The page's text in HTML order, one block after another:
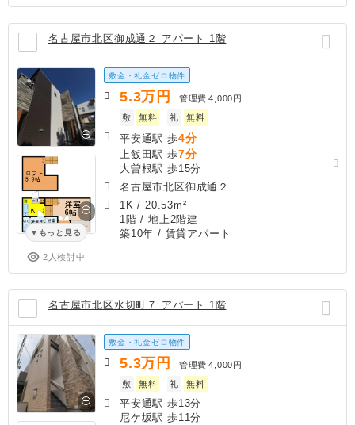
名古屋市北区御成通２ アパート 1階
もっと見る
2人検討中
敷金・礼金ゼロ物件
5.3万円 管理費 4,000円
敷
無料 礼 無料
平安通駅 歩4分
上飯田駅 歩7分
大曽根駅 歩15分
名古屋市北区御成通２
1K / 20.53m²
1階 / 地上2階建
築10年 / 賃貸アパート
名古屋市北区水切町７ アパート 1階
敷金・礼金ゼロ物件
5.3万円 管理費 4,000円
敷
無料 礼 無料
平安通駅 歩13分
尼ケ坂駅 歩11分